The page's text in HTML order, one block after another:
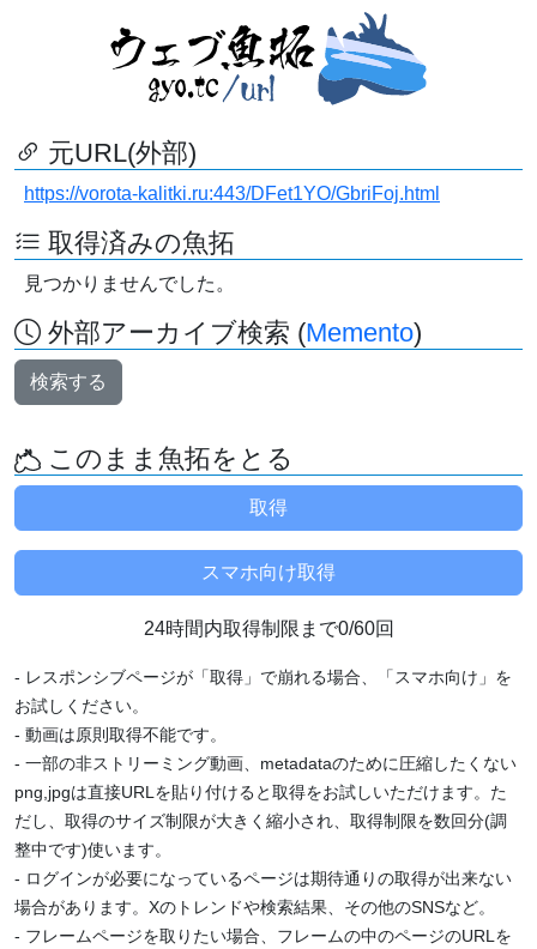
元URL(外部)
https://vorota-kalitki.ru:443/DFet1YO/GbriFoj.html
取得済みの魚拓
見つかりませんでした。
外部アーカイブ検索 (Memento)
検索する
このまま魚拓をとる
24時間内取得制限まで0/60回
- レスポンシブページが「取得」で崩れる場合、「スマホ向け」を
お試しください。
- 動画は原則取得不能です。
- 一部の非ストリーミング動画、metadataのために圧縮したくない
png,jpgは直接URLを貼り付けると取得をお試しいただけます。た
だし、取得のサイズ制限が大きく縮小され、取得制限を数回分(調
整中です)使います。
- ログインが必要になっているページは期待通りの取得が出来ない
場合があります。Xのトレンドや検索結果、その他のSNSなど。
- フレームページを取りたい場合、フレームの中のページのURLを